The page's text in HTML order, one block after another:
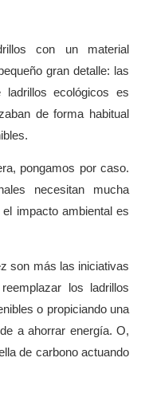
con un material
gran detalle: las
ecológicos es
de forma habitual
pongamos por caso.
necesitan mucha
impacto ambiental es
son más las iniciativas
los ladrillos
o propiciando una
a ahorrar energía. O,
de carbono actuando